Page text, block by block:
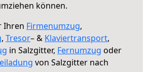
können.
Ihren Firmenumzug,
, Tresor– & Klaviertransport,
in Salzgitter, Fernumzug oder
von Salzgitter nach